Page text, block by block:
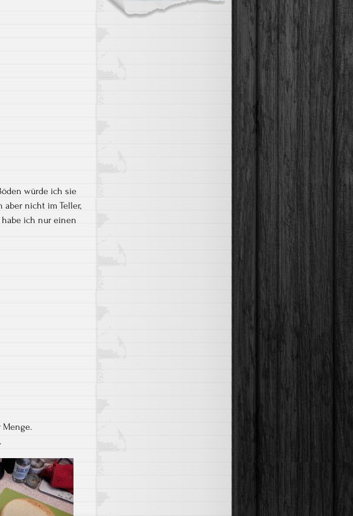
würde ich sie
aber nicht im Teller,
ich nur einen
Menge.
.